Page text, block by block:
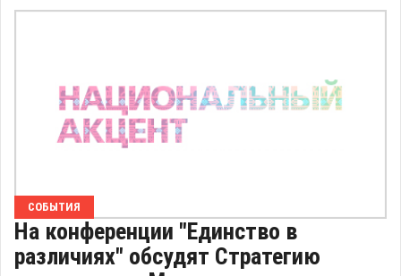
СОБЫТИЯ
На конференции "Единство в
различиях" обсудят Стратегию